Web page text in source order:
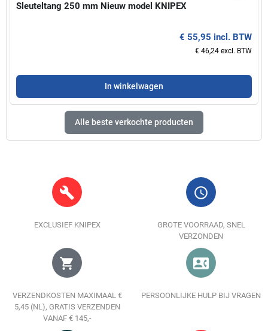
Sleuteltang 250 mm Nieuw model KNIPEX
€ 55,95 incl. BTW
€ 46,24 excl. BTW
In winkelwagen
Alle beste verkochte producten
build
EXCLUSIEF KNIPEX
query_builder
GROTE VOORRAAD, SNEL
VERZONDEN
shopping_cart
VERZENDKOSTEN MAXIMAAL €
5,45 (NL), GRATIS VERZENDEN
VANAF € 145,-
contact_phone
PERSOONLIJKE HULP BIJ VRAGEN